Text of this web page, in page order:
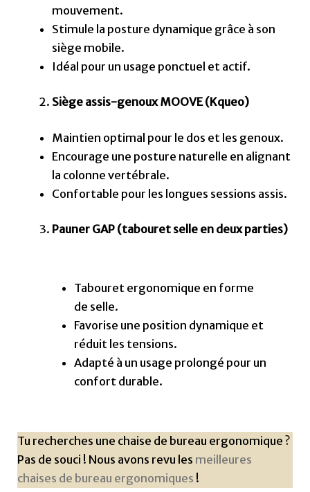
mouvement.
Stimule la posture dynamique grâce à son
siège mobile.
Idéal pour un usage ponctuel et actif.
Siège assis-genoux MOOVE (Kqueo)
Maintien optimal pour le dos et les genoux.
Encourage une posture naturelle en alignant
la colonne vertébrale.
Confortable pour les longues sessions assis.
Pauner GAP (tabouret selle en deux parties)
Tabouret ergonomique en forme
de selle.
Favorise une position dynamique et
réduit les tensions.
Adapté à un usage prolongé pour un
confort durable.
Tu recherches une chaise de bureau ergonomique ?
Pas de souci ! Nous avons revu les meilleures
chaises de bureau ergonomiques !